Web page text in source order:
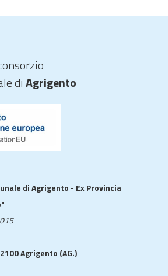
diAgrigento
di Agrigento - Ex Provincia
Agrigento (AG.)